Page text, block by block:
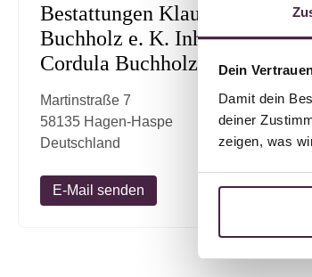
Dein
Damit dein
deiner
zeigen, was
Bestattungen Klaus
Buchholz e. K. Inhaberin
Cordula Buchholz-Richter
Martinstraße 7
58135 Hagen-Haspe
Deutschland
E-Mail senden